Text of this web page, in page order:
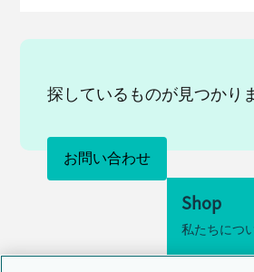
探しているものが見つかり
お問い合わせ
Shop
私たちにつ